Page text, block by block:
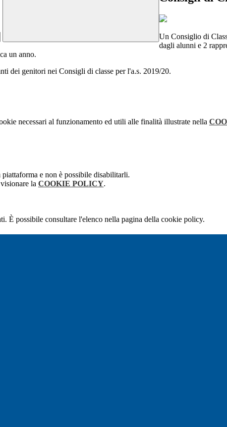
Un Consiglio di
dagli alunni e 2
un anno.
dei genitori nei Consigli di classe per l'a.s. 2019/20.
necessari al funzionamento ed utili alle finalità illustrate nella
e non è possibile disabilitarli.
la COOKIE POLICY.
È possibile consultare l'elenco nella pagina della cookie policy.